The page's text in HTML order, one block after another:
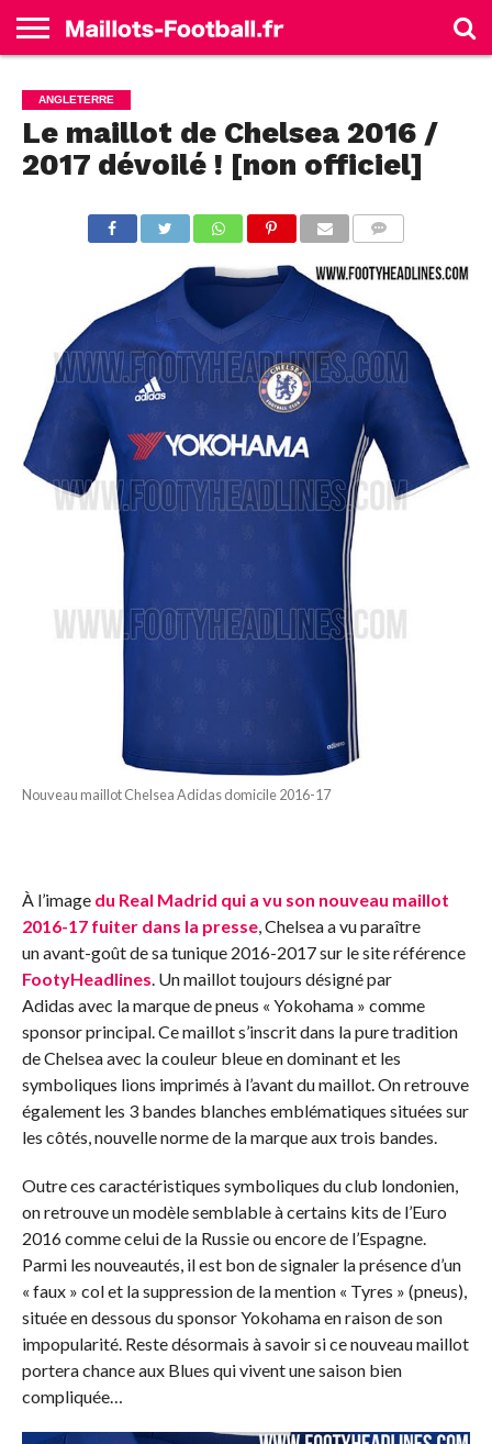
ALLEMAGNE
ANGLETERRE
ESPAGNE
FRANCE
ITALIE
SÉLECTIONS
MARQUES
ANGLETERRE
Le maillot de Chelsea 2016 /
2017 dévoilé ! [non officiel]
Nouveau maillot Chelsea Adidas domicile 2016-17
À l’image du Real Madrid qui a vu son nouveau maillot
2016-17 fuiter dans la presse, Chelsea a vu paraître
un avant-goût de sa tunique 2016-2017 sur le site référence
FootyHeadlines . Un maillot toujours désigné par
Adidas avec la marque de pneus « Yokohama » comme
sponsor principal. Ce maillot s’inscrit dans la pure tradition
de Chelsea avec la couleur bleue en dominant et les
symboliques lions imprimés à l’avant du maillot. On retrouve
également les 3 bandes blanches emblématiques situées sur
les côtés, nouvelle norme de la marque aux trois bandes.
Outre ces caractéristiques symboliques du club londonien,
on retrouve un modèle semblable à certains kits de l’Euro
2016 comme celui de la Russie ou encore de l’Espagne.
Parmi les nouveautés, il est bon de signaler la présence d’un
« faux » col et la suppression de la mention « Tyres » (pneus),
située en dessous du sponsor Yokohama en raison de son
impopularité. Reste désormais à savoir si ce nouveau maillot
portera chance aux Blues qui vivent une saison bien
compliquée…